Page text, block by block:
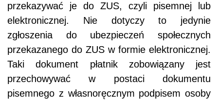
przekazywać je do ZUS, czyli pisemnej lub
elektronicznej. Nie dotyczy to jedynie
zgłoszenia do ubezpieczeń społecznych
przekazanego do ZUS w formie elektronicznej.
Taki dokument płatnik zobowiązany jest
przechowywać w postaci dokumentu
pisemnego z własnoręcznym podpisem osoby